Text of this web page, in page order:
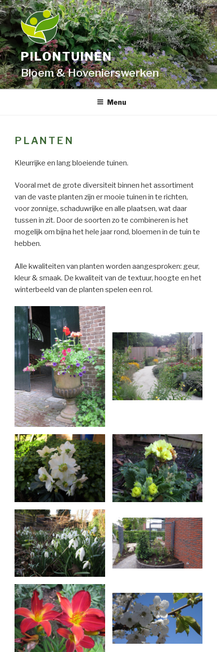
Skip
to
content
PILONTUINEN
Bloem & Hovenierswerken
Menu
PLANTEN
Kleurrijke en lang bloeiende tuinen.
Vooral met de grote diversiteit binnen het assortiment
van de vaste planten zijn er mooie tuinen in te richten,
voor zonnige, schaduwrijke en alle plaatsen, wat daar
tussen in zit. Door de soorten zo te combineren is het
mogelijk om bijna het hele jaar rond, bloemen in de tuin te
hebben.
Alle kwaliteiten van planten worden aangesproken: geur,
kleur & smaak. De kwaliteit van de textuur, hoogte en het
winterbeeld van de planten spelen een rol.